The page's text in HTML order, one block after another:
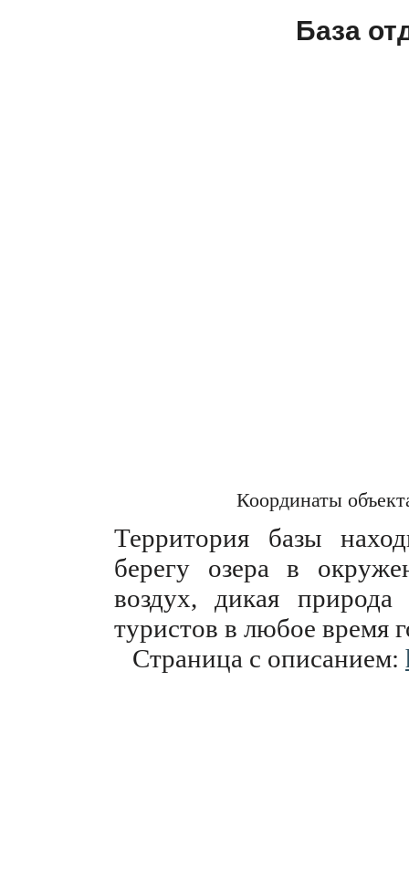
База
Координаты
Территория базы
берегу озера в
воздух, дикая
туристов в любое время
Страница с описанием: